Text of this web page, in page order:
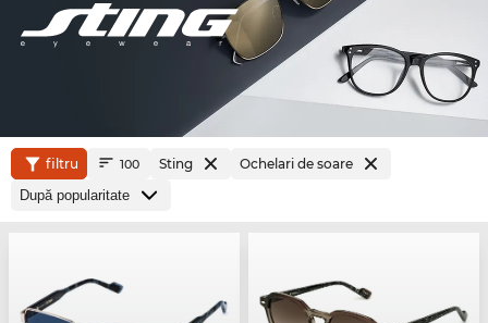
filtru 100 Sting Ochelari de soare